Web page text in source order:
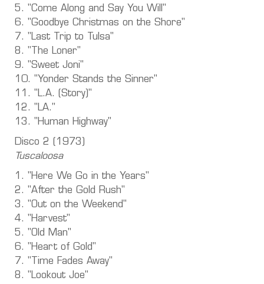
5. "Come Along and Say You Will"
6. "Goodbye Christmas on the Shore"
7. "Last Trip to Tulsa"
8. "The Loner"
9. "Sweet Joni"
10. "Yonder Stands the Sinner"
11. "L.A. (Story)"
12. "LA."
13. "Human Highway"
Disco 2 (1973)
Tuscaloosa
1. "Here We Go in the Years"
2. "After the Gold Rush"
3. "Out on the Weekend"
4. "Harvest"
5. "Old Man"
6. "Heart of Gold"
7. "Time Fades Away"
8. "Lookout Joe"